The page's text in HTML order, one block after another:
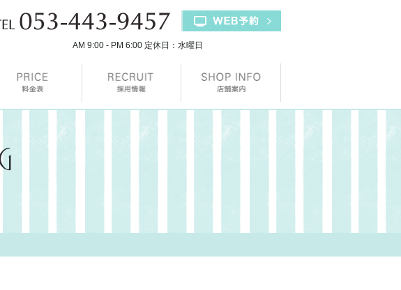
AM 9:00 - PM 6:00 定休日：水曜日